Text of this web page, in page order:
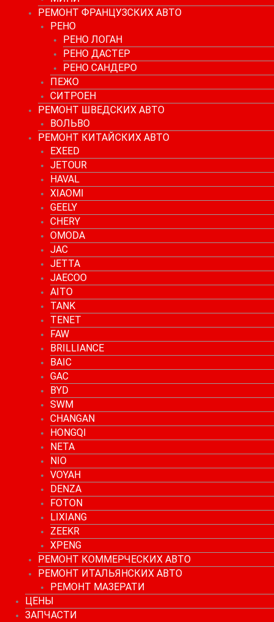
РЕМОНТ ФРАНЦУЗСКИХ АВТО
РЕНО
РЕНО ЛОГАН
РЕНО ДАСТЕР
РЕНО САНДЕРО
ПЕЖО
СИТРОЕН
РЕМОНТ ШВЕДСКИХ АВТО
ВОЛЬВО
РЕМОНТ КИТАЙСКИХ АВТО
EXEED
JETOUR
HAVAL
XIAOMI
GEELY
CHERY
OMODA
JAC
JETTA
JAECOO
AITO
TANK
TENET
FAW
BRILLIANCE
BAIC
GAC
BYD
SWM
CHANGAN
HONGQI
NETA
NIO
VOYAH
DENZA
FOTON
LIXIANG
ZEEKR
XPENG
РЕМОНТ КОММЕРЧЕСКИХ АВТО
РЕМОНТ ИТАЛЬЯНСКИХ АВТО
РЕМОНТ МАЗЕРАТИ
ЦЕНЫ
ЗАПЧАСТИ